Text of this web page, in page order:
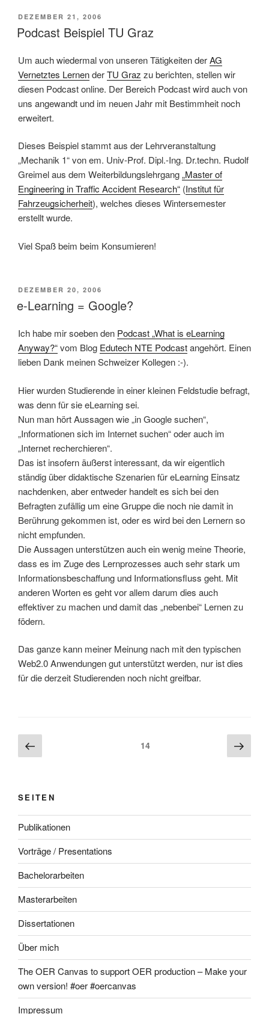
VERÖFFENTLICHT
AM
DEZEMBER 21, 2006
Podcast Beispiel TU Graz
Um auch wiedermal von unseren Tätigkeiten derAG
Vernetztes LernenderTU Graz zu berichten, stellen wir
diesen Podcast online. Der Bereich Podcastwird auch von
uns angewandt und im neuen Jahr mit Bestimmheit noch
erweitert.
Dieses Beispiel stammt aus der Lehrveranstaltung
„Mechanik 1“ von em. Univ-Prof. Dipl.-Ing. Dr.techn. Rudolf
Greimel aus dem Weiterbildungslehrgang„Master of
Engineering in Traffic Accident Research“ (Institut für
Fahrzeugsicherheit), welches dieses Wintersemester
erstellt wurde.
Viel Spaß beim beim Konsumieren!
VERÖFFENTLICHT
AM
DEZEMBER 20, 2006
e-Learning = Google?
Ich habe mir soeben den Podcast „What is eLearning
Anyway?“vom Blog Edutech NTE Podcastangehört. Einen
lieben Dank meinen Schweizer Kollegen :-).
Hier wurden Studierende in einer kleinen Feldstudie befragt,
was denn für sie eLearning sei.
Nun man hört Aussagen wie „in Google suchen“,
„Informationen sich im Internet suchen“ oder auch im
„Internet recherchieren“.
Das ist insofern äußerst interessant, da wir eigentlich
ständig über didaktische Szenarien für eLearning Einsatz
nachdenken, aber entweder handelt es sich bei den
Befragten zufällig um eine Gruppe die noch nie damit in
Berührung gekommen ist, oder es wird bei den Lernern so
nicht empfunden.
Die Aussagen unterstützen auch ein wenig meine Theorie,
dass es im Zuge des Lernprozesses auch sehr stark um
Informationsbeschaffung und Informationsfluss geht. Mit
anderen Worten es geht vor allem darum dies auch
effektiver zu machen und damit das „nebenbei“ Lernen zu
födern.
Das ganze kann meiner Meinung nach mit den typischen
Web2.0 Anwendungen gut unterstützt werden, nur ist dies
für die derzeit Studierenden noch nicht greifbar.
Beitragsnavigation
Vorherige
Seite
14
Seite
SEITEN
Publikationen
Vorträge / Presentations
Bachelorarbeiten
Masterarbeiten
Dissertationen
Über mich
The OER Canvas to support OER production – Make your
own version! #oer #oercanvas
Impressum